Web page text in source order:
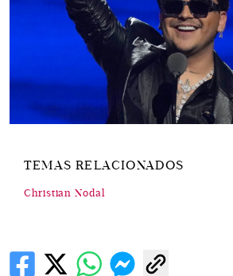
TEMAS RELACIONADOS
Christian Nodal